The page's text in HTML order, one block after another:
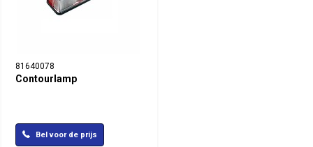
81640078
Contourlamp
Bel voor de prijs